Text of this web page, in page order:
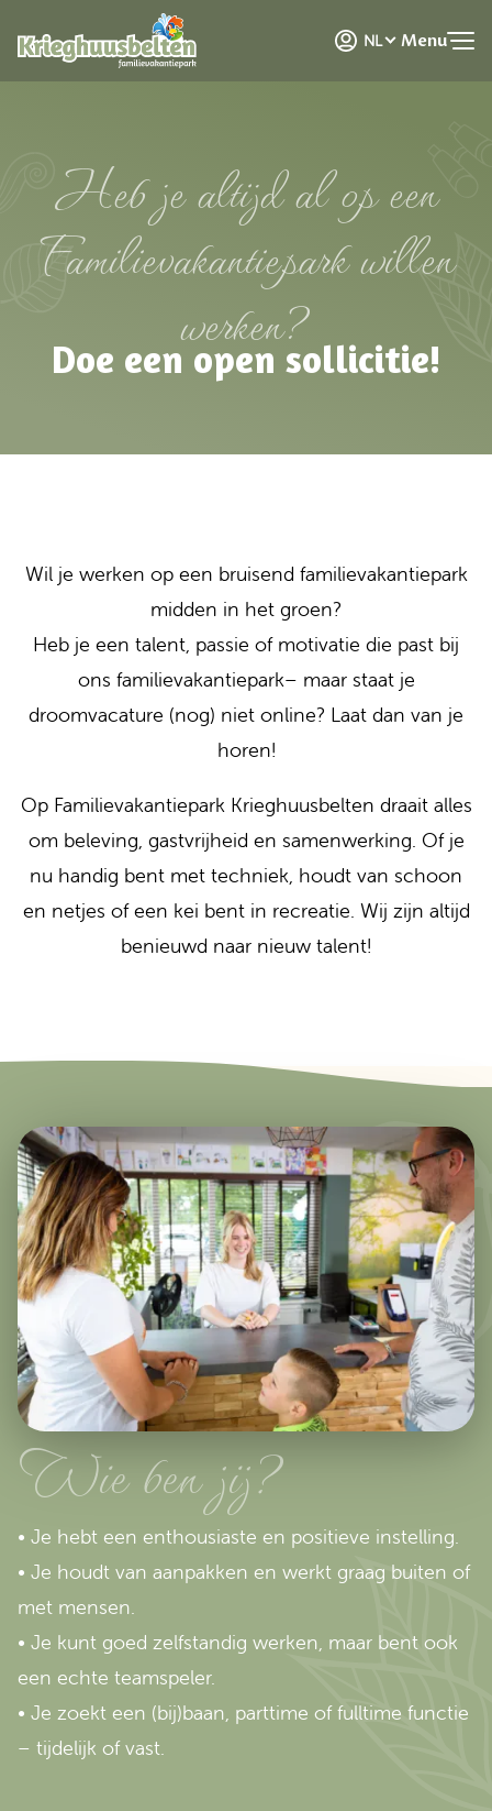
NL
EN Menu
Heb je altijd al op een
Familievakantiepark willen
werken?
Doe een open sollicitie!
Wil je werken op een bruisend familievakantiepark
midden in het groen?
Heb je een talent, passie of motivatie die past bij
ons familievakantiepark– maar staat je
droomvacature (nog) niet online? Laat dan van je
horen!
Op Familievakantiepark Krieghuusbelten draait alles
om beleving, gastvrijheid en samenwerking. Of je
nu handig bent met techniek, houdt van schoon
en netjes of een kei bent in recreatie. Wij zijn altijd
benieuwd naar nieuw talent!
Wie ben jij?
• Je hebt een enthousiaste en positieve instelling.
• Je houdt van aanpakken en werkt graag buiten of
met mensen.
• Je kunt goed zelfstandig werken, maar bent ook
een echte teamspeler.
• Je zoekt een (bij)baan, parttime of fulltime functie
– tijdelijk of vast.